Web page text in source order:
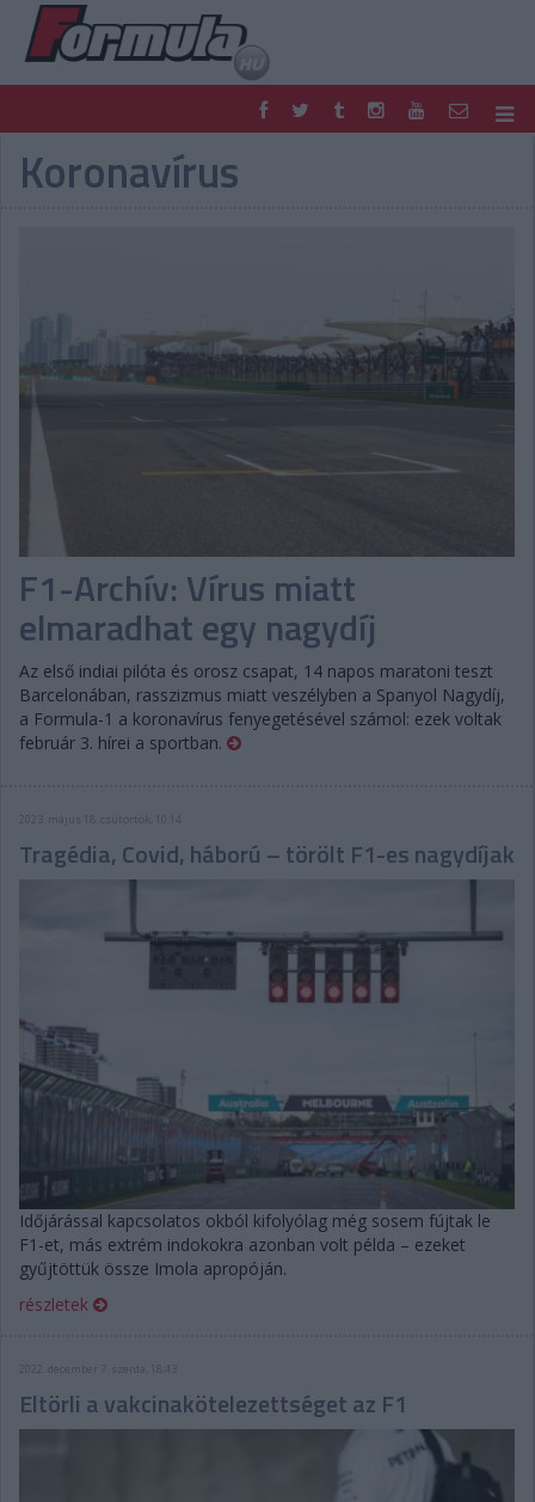
F1
FORMULA
DIGITÁLIS MAGAZIN
PONTÁLLÁSOK
VERSENYNAPTÁRAK
Koronavírus
F1-Archív: Vírus miatt
elmaradhat egy nagydíj
Az első indiai pilóta és orosz csapat, 14 napos maratoni teszt
Barcelonában, rasszizmus miatt veszélyben a Spanyol Nagydíj,
a Formula-1 a koronavírus fenyegetésével számol: ezek voltak
február 3. hírei a sportban.
2023. május 18. csütörtök, 10:14
Tragédia, Covid, háború – törölt F1-es nagydíjak
Időjárással kapcsolatos okból kifolyólag még sosem fújtak le
F1-et, más extrém indokokra azonban volt példa – ezeket
gyűjtöttük össze Imola apropóján.
részletek
2022. december 7. szerda, 18:43
Eltörli a vakcinakötelezettséget az F1